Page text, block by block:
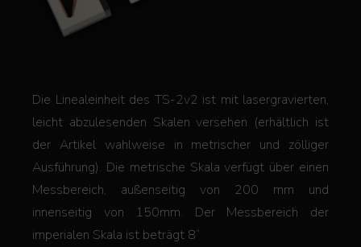
Die Linealeinheit des TS-2v2 ist mit lasergravierten,
leicht abzulesenden Skalen versehen (erhältlich ist
der Artikel wahlweise in metrischer und zölliger
Ausführung). Die metrische Skala verfügt über einen
Messbereich, außenseitig von 200 mm und
innenseitig von 150mm. Der Messbereich der
imperialen Skala ist beträgt 8”